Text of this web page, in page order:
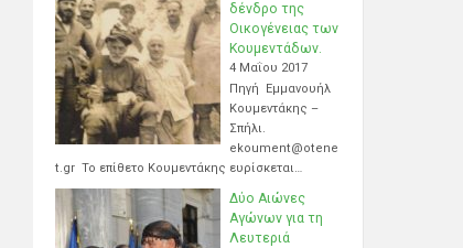
δένδρο της
Οικογένειας των
Κουμεντάδων.
4 Μαΐου 2017
Πηγή Εμμανουήλ
Κουμεντάκης –
Σπήλι.
ekoument@otene
t.gr Το επίθετο Κουμεντάκης ευρίσκεται…
Δύο Αιώνες
Αγώνων για τη
Λευτεριά